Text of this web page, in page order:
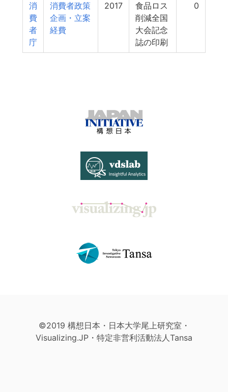
消
費
者
庁
消費者政策
企画・立案
経費
2017
食品ロス
削減全国
大会記念
誌の印刷
0
©2019 構想日本・日本大学尾上研究室・
Visualizing.JP・特定非営利活動法人Tansa